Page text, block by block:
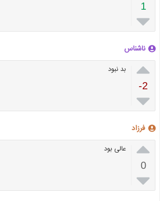
1

ناشناس

-2

بد نبود
فرزاد

0

عالی بود